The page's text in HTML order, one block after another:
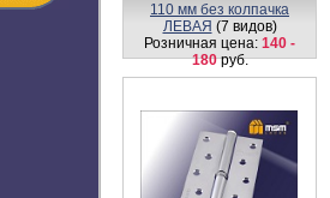
110 мм без колпачка
ЛЕВАЯ (7 видов)
Розничная цена: 140 -
180руб.